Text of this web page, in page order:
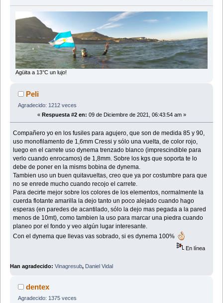
Agüita a 13°C un lujo!
Peli
Agradecido: 1212 veces
« Respuesta #2 en: 09 de Diciembre de 2021, 06:43:54 am »
Compañero yo en los fusiles para agujero, que son de medida 85 y 90,
uso monofilamento de 1,6mm Cressi y sólo una vuelta, de color rojo,
luego en el carrete uso dynema trenzado blanco (imprescindible para
verlo cuando enrocamos) de 1,8mm. Sobre los kgs que soporta te lo
debe de poner en la misms bobina de dynema.
Tambien uso un buen quitavueltas, creo que ya por costumbre para que
no se enrede mucho cuando recojo el carrete.
Para decirte mejor sobre los colores de los elementos, normalmente la
cuerda flotante amarilla la dejo tanto un poco alejado cuando hago
esperas (en paredes de acantilado, sólo la dejo mas pegada a la pared
menos de 10mt), como tambien la uso para marcar una piedra cuando
planeo por el fondo y veo algún lugar interesante.
Con el dynema que llevas vas sobrado, si es dynema 100%
En línea
Han agradecido: Vinagresub, Daniel Vidal
dentex
Agradecido: 1375 veces